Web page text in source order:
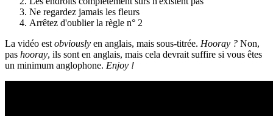
Ne regardez jamais les fleurs
Arrêtez d'oublier la règle n° 2
La vidéo est obviously en anglais, mais sous-titrée. Hooray ? Non,
pas hooray, ils sont en anglais, mais cela devrait suffire si vous êtes
un minimum anglophone. Enjoy !